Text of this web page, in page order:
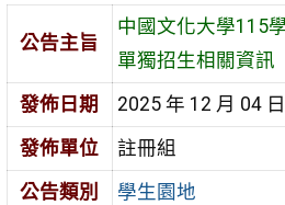
公告主旨
中國文化大學115
單獨招生相關資訊
發佈日期
2025 年 12 月 04 日
發佈單位
註冊組
公告類別
學生園地